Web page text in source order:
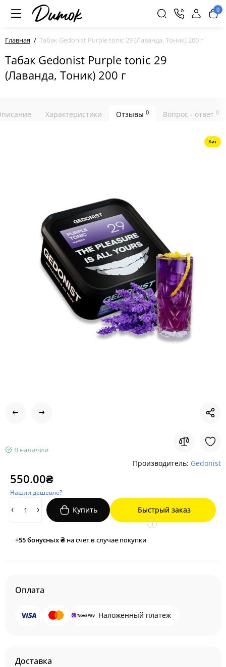
0
Главная Табак Gedonist Purple tonic 29 (Лаванда, Тоник) 200 г
Табак Gedonist Purple tonic 29
(Лаванда, Тоник) 200 г
Характеристики Отзывы 0 Вопрос - ответ 0
Хит
В наличии
Производитель: Gedonist
550.00₴
Нашли дешевле?
Купить Быстрый заказ
+55бонусных ₴ на счет в случае покупки
i
Оплата
Наложенный платеж
Доставка